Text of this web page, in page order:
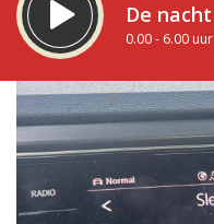
De
0.00 - 6.00 uur
STRAKS:
De ochtend van
6.00 - 12.00 uur
Vorig uur